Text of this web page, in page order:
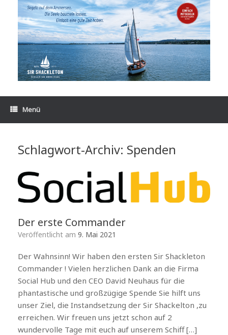
springen
Menü
Schlagwort-Archiv: Spenden
Der erste Commander
Veröffentlicht am 9. Mai 2021
Der Wahnsinn! Wir haben den ersten Sir Shackleton
Commander ! Vielen herzlichen Dank an die Firma
Social Hub und den CEO David Neuhaus für die
phantastische und großzügige Spende Sie hilft uns
unser Ziel, die Instandsetzung der Sir Shackelton ,zu
erreichen. Wir freuen uns jetzt schon auf 2
wundervolle Tage mit euch auf unserem Schiff […]